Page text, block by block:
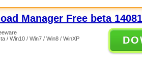
Manager Free beta
/ Win10 / Win7 / Win8 / WinXP